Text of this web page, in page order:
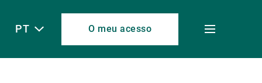
PT O meu acesso
Toggle